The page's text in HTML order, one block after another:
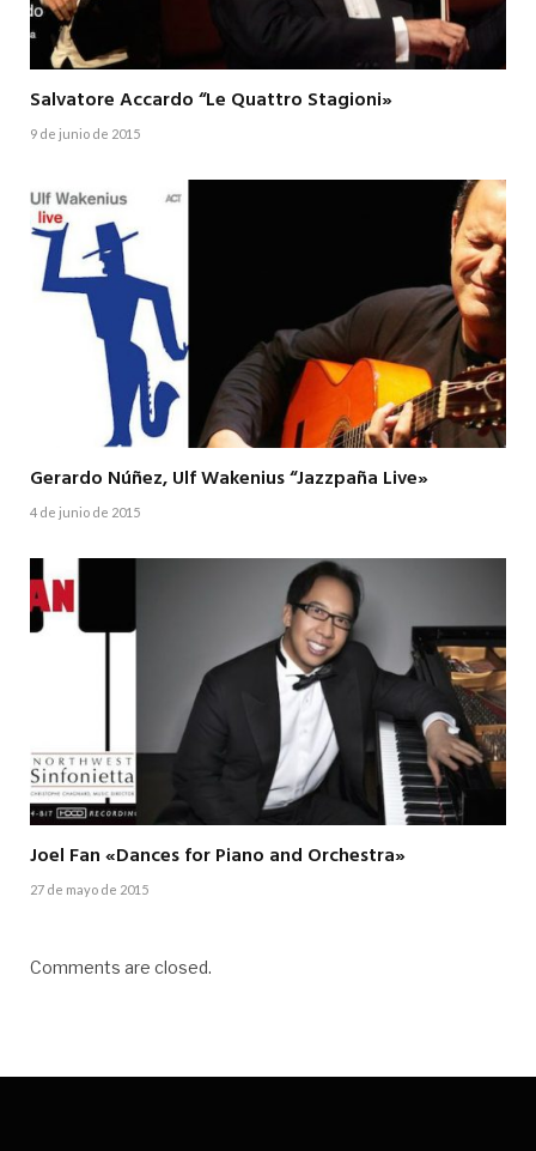
Salvatore Accardo “Le Quattro Stagioni»
9 de junio de 2015
Gerardo Núñez, Ulf Wakenius “Jazzpaña Live»
4 de junio de 2015
Joel Fan «Dances for Piano and Orchestra»
27 de mayo de 2015
Comments are closed.